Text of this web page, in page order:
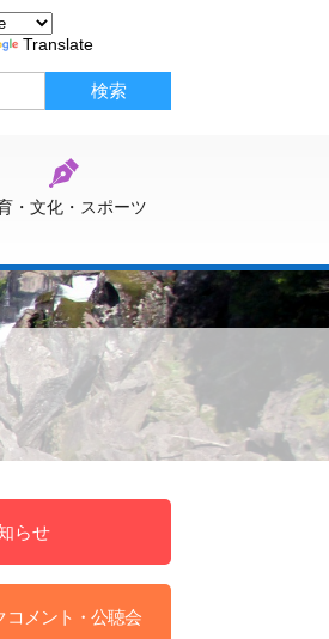
Translate
・文化・スポーツ
らせ
コメント・公聴会